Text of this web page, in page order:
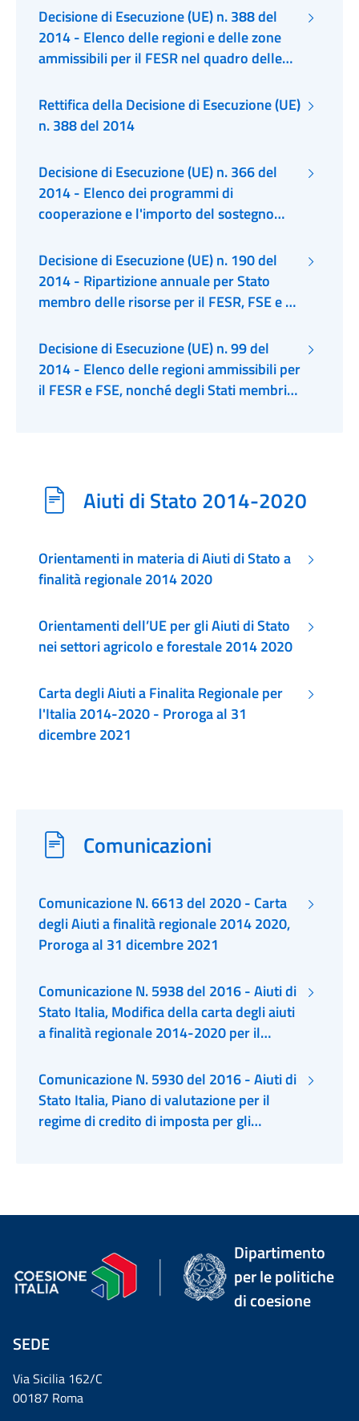
congiunti di garanzia illimitata e
cartolarizzazione a favore delle PMI
Decisione di Esecuzione (UE) n. 388 del
2014 - Elenco delle regioni e delle zone
ammissibili per il FESR nel quadro delle
transnazionali dell'obiettivo CTE per il
periodo 2014-2020
Rettifica della Decisione di Esecuzione (UE)
n. 388 del 2014
Decisione di Esecuzione (UE) n. 366 del
2014 - Elenco dei programmi di
cooperazione e l'importo del sostegno
programma nell'ambito dell'obiettivo CTE
per il periodo 2014-2020
Decisione di Esecuzione (UE) n. 190 del
2014 - Ripartizione annuale per Stato
membro delle risorse per il FESR, FSE e FC
favore della crescita e dell'occupazione" e
CTE, e delle risorse della dotazione
specifica per l'iniziativa a favore
dell'occupazione giovanile e l'elenco delle
meccanismo per collegare l'Europa e agli
aiuti agli indigenti
Decisione di Esecuzione (UE) n. 99 del
2014 - Elenco delle regioni ammissibili per
il FESR e FSE, nonché degli Stati membri
Aiuti di Stato 2014-2020
Orientamenti in materia di Aiuti di Stato a
finalità regionale 2014 2020
Orientamenti dell’UE per gli Aiuti di Stato
nei settori agricolo e forestale 2014 2020
Carta degli Aiuti a Finalita Regionale per
l'Italia 2014-2020 - Proroga al 31
dicembre 2021
Comunicazioni
Comunicazione N. 6613 del 2020 - Carta
degli Aiuti a finalità regionale 2014 2020,
Proroga al 31 dicembre 2021
Comunicazione N. 5938 del 2016 - Aiuti di
Stato Italia, Modifica della carta degli aiuti
a finalità regionale 2014-2020 per il
Comunicazione N. 5930 del 2016 - Aiuti di
Stato Italia, Piano di valutazione per il
regime di credito di imposta per gli
Dipartimento
per le politiche
di coesione
SEDE
Via Sicilia 162/C
00187 Roma